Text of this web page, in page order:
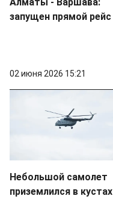
запущен прямой рейс
02 июня 2026 15:21
Небольшой самолет
приземлился в кустах